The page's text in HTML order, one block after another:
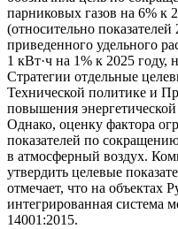
парниковых газов на 6% к
(относительно
приведенного удельного
1 кВт·ч на 1% к 2025 году,
Стратегии отдельные
Технической политике и
повышения
Однако, оценку фактора
показателей по
в атмосферный воздух.
утвердить целевые
отмечает, что на объектах
интегрированная система
14001:2015.